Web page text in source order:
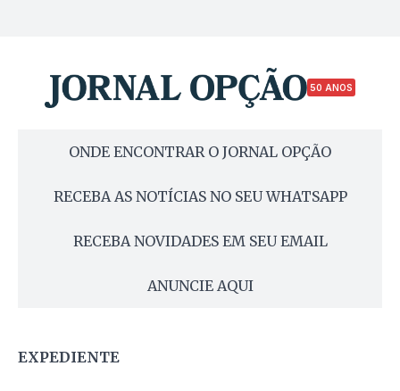
50 ANOS
ONDE ENCONTRAR O JORNAL OPÇÃO
RECEBA AS NOTÍCIAS NO SEU WHATSAPP
RECEBA NOVIDADES EM SEU EMAIL
ANUNCIE AQUI
EXPEDIENTE